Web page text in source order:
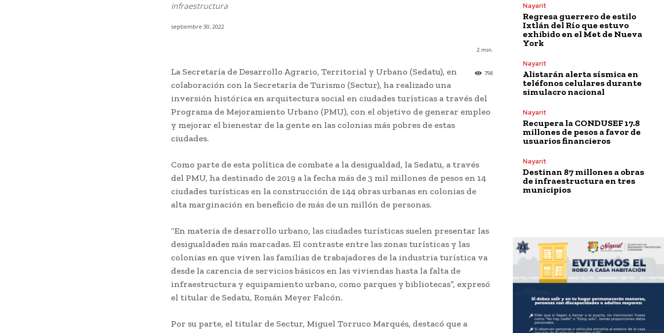
infraestructura
septiembre 30, 2022
2 min.
798
La Secretaría de Desarrollo Agrario, Territorial y Urbano (Sedatu), en
colaboración con la Secretaría de Turismo (Sectur), ha realizado una
inversión histórica en arquitectura social en ciudades turísticas a través del
Programa de Mejoramiento Urbano (PMU), con el objetivo de generar empleo
y mejorar el bienestar de la gente en las colonias más pobres de estas
ciudades.
Como parte de esta política de combate a la desigualdad, la Sedatu, a través
del PMU, ha destinado de 2019 a la fecha más de 3 mil millones de pesos en 14
ciudades turísticas en la construcción de 144 obras urbanas en colonias de
alta marginación en beneficio de más de un millón de personas.
“En materia de desarrollo urbano, las ciudades turísticas suelen presentar las
desigualdades más marcadas. El contraste entre las zonas turísticas y las
colonias en que viven las familias de trabajadores de la industria turística va
desde la carencia de servicios básicos en las viviendas hasta la falta de
infraestructura y equipamiento urbano, como parques y bibliotecas”, expresó
el titular de Sedatu, Román Meyer Falcón.
Por su parte, el titular de Sectur, Miguel Torruco Marqués, destacó que a
Nayarit
Regresa guerrero de estilo
Ixtlán del Río que estuvo
exhibido en el Met de Nueva
York
Nayarit
Alistarán alerta sísmica en
teléfonos celulares durante
simulacro nacional
Nayarit
Recupera la CONDUSEF 17.8
millones de pesos a favor de
usuarios financieros
Nayarit
Destinan 87 millones a obras
de infraestructura en tres
municipios